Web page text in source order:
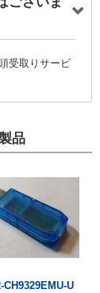
受取りサービ
品
CH9329EMU-U